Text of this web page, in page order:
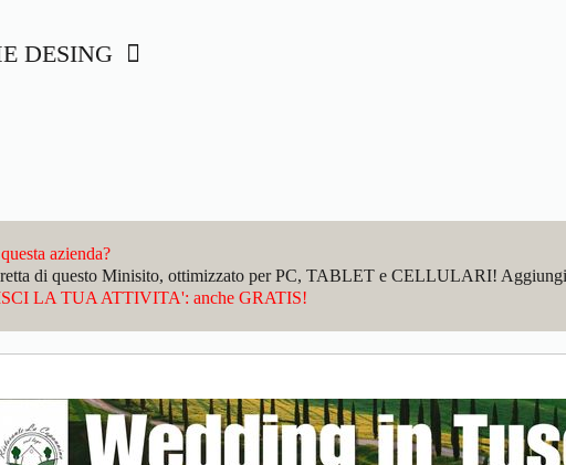
DESING
azienda?
di questo Minisito, ottimizzato per PC, TABLET e CELLULARI!
LA TUA ATTIVITA': anche GRATIS!